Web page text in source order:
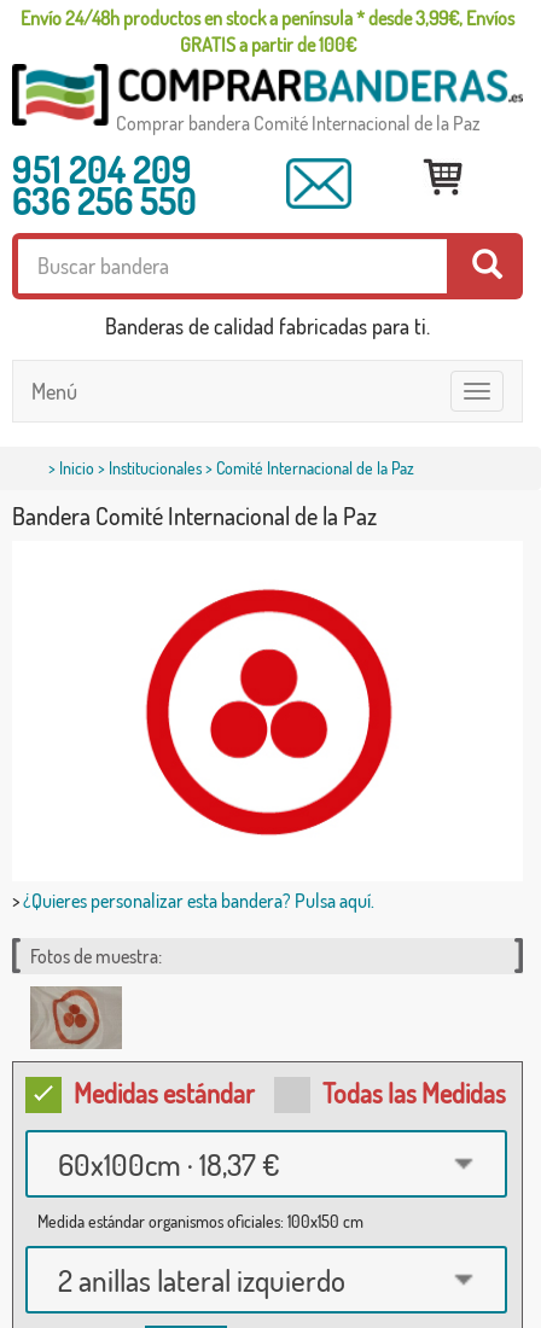
Envío 24/48h productos en stock a península * desde 3,99€, Envíos
GRATIS a partir de 100€
Comprar bandera Comité Internacional de la Paz
951 204 209
636 256 550
Banderas de calidad fabricadas para ti.
Toggle
navigation
Menú
> Inicio> Institucionales> Comité Internacional de la Paz
Bandera Comité Internacional de la Paz
>¿Quieres personalizar esta bandera? Pulsa aquí.
Fotos de muestra:
Medidas estándar Todas las Medidas
60x100cm · 18,37 €
Medida estándar organismos oficiales: 100x150 cm
2 anillas lateral izquierdo